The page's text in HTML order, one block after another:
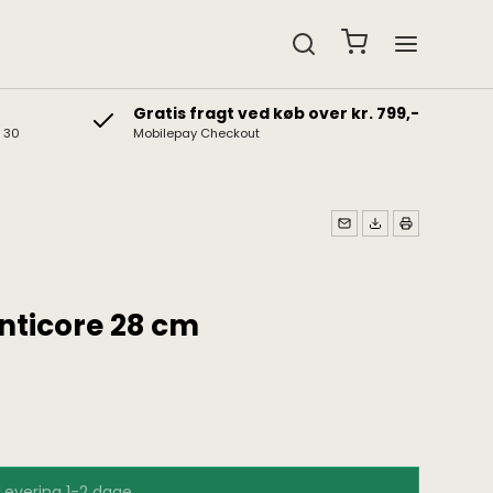
30
Gratis fragt ved køb over kr. 799,-
Mobilepay Checkout
28 cm